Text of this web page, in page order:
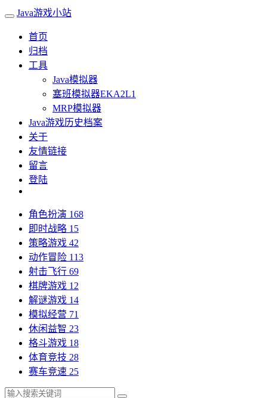
Java游戏小站
首页
归档
工具
Java模拟器
塞班模拟器EKA2L1
MRP模拟器
Java游戏历史档案
关于
友情链接
留言
登陆
角色扮演 168
即时战略 15
策略游戏 42
动作冒险 113
射击飞行 69
棋牌游戏 12
解谜游戏 14
模拟经营 71
休闲益智 23
格斗游戏 18
体育竞技 28
赛车竞速 25